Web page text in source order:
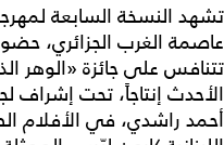
تشهد النسخة السابعة
الأحدث إنتاجاً، تحت إشراف
أحمد راشدي، في الأفلام